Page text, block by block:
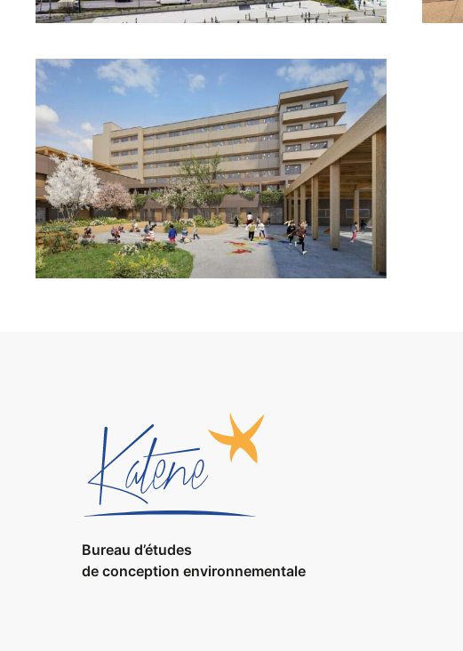
BIM & SYNTHÈSE·ÉLECTRICITÉ CFO
PERFORMANCE
ÉNERGÉTIQUE ET ENVIRONNEMENTALE
Bureau d’études
de conception environnementale